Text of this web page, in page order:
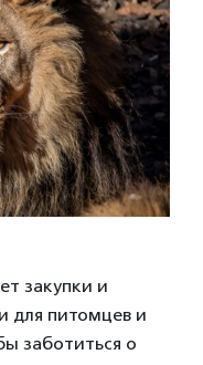
закупки и
для питомцев и
заботиться о